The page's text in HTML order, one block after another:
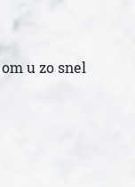
u zo snel